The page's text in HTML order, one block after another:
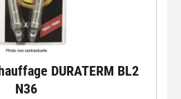
DURATERM BL2
N36